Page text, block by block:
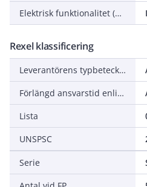
Elektrisk funktionalitet (Circuit integrity) vid brand (EN 50200)
Rexel klassificering
Leverantörens typbeteckning
Förlängd ansvarstid enligt ALEM-09
Lista
UNSPSC
Serie